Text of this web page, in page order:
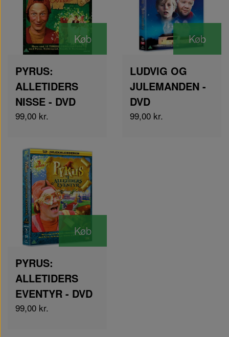
Køb
PYRUS:
ALLETIDERS
NISSE - DVD
99,00 kr.
Køb
LUDVIG OG
JULEMANDEN -
DVD
99,00 kr.
Køb
PYRUS:
ALLETIDERS
EVENTYR - DVD
99,00 kr.